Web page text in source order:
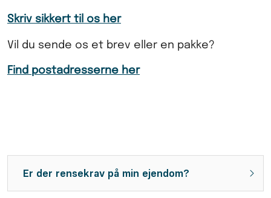
Skriv sikkert til os her
Vil du sende os et brev eller en pakke?
Find postadresserne her
Er der rensekrav på min ejendom?